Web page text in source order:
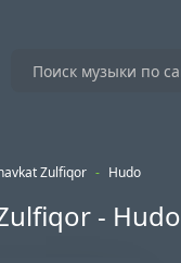
Zulfiqor - Hudo
- Hudo